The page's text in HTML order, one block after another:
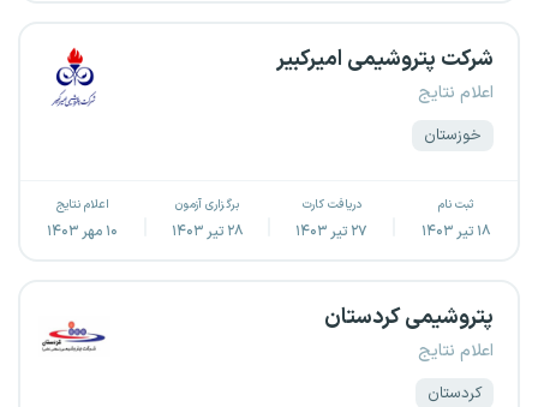
شرکت پتروشیمی امیرکبیر
اعلام نتایج
خوزستان
ثبت نام
۱۸ تیر ۱۴۰۳
دریافت کارت
۲۷ تیر ۱۴۰۳
برگزاری آزمون
۲۸ تیر ۱۴۰۳
اعلام نتایج
۱۰ مهر ۱۴۰۳
پتروشیمی کردستان
اعلام نتایج
کردستان